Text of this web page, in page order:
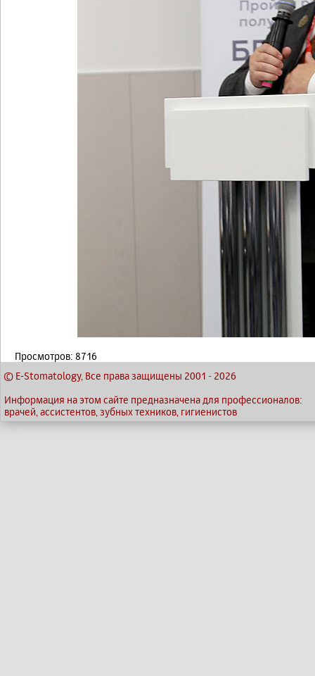
Просмотров: 8716
© E-Stomatology, Все права защищены 2001 - 2026
Информация на этом сайте предназначена для профессионалов:
врачей, ассистентов, зубных техников, гигиенистов